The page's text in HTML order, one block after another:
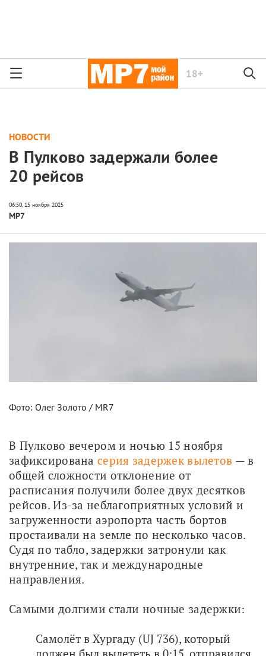
18+
НОВОСТИ
В Пулково задержали более
20 рейсов
МР7
Фото: Олег Золото / MR7
В Пулково вечером и ночью 15 ноября
зафиксирована серия задержек вылетов — в
общей сложности отклонение от
расписания получили более двух десятков
рейсов. Из-за неблагоприятных условий и
загруженности аэропорта часть бортов
простаивали на земле по несколько часов.
Судя по табло, задержки затронули как
внутренние, так и международные
направления.
Самыми долгими стали ночные задержки:
Самолёт в Хургаду (UJ 736), который